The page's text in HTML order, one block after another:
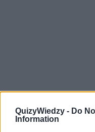
QuizyWiedzy - Do
Information